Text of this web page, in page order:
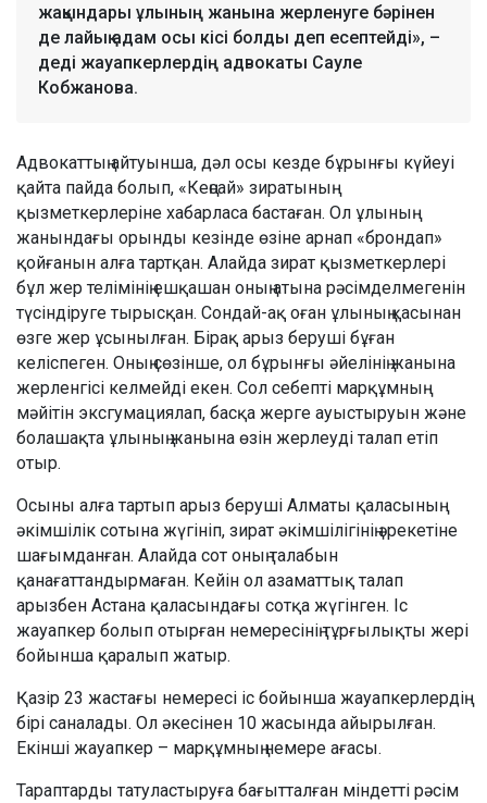
жақындары ұлының жанына жерленуге бәрінен
де лайық адам осы кісі болды деп есептейді», –
деді жауапкерлердің адвокаты Сауле
Кобжанова.
Адвокаттың айтуынша, дәл осы кезде бұрынғы күйеуі
қайта пайда болып, «Кеңсай» зиратының
қызметкерлеріне хабарласа бастаған. Ол ұлының
жанындағы орынды кезінде өзіне арнап «брондап»
қойғанын алға тартқан. Алайда зират қызметкерлері
бұл жер телімінің ешқашан оның атына рәсімделмегенін
түсіндіруге тырысқан. Сондай-ақ оған ұлының қасынан
өзге жер ұсынылған. Бірақ арыз беруші бұған
келіспеген. Оның сөзінше, ол бұрынғы әйелінің жанына
жерленгісі келмейді екен. Сол себепті марқұмның
мәйітін эксгумациялап, басқа жерге ауыстыруын және
болашақта ұлының жанына өзін жерлеуді талап етіп
отыр.
Осыны алға тартып арыз беруші Алматы қаласының
әкімшілік сотына жүгініп, зират әкімшілігінің әрекетіне
шағымданған. Алайда сот оның талабын
қанағаттандырмаған. Кейін ол азаматтық талап
арызбен Астана қаласындағы сотқа жүгінген. Іс
жауапкер болып отырған немересінің тұрғылықты жері
бойынша қаралып жатыр.
Қазір 23 жастағы немересі іс бойынша жауапкерлердің
бірі саналады. Ол әкесінен 10 жасында айырылған.
Екінші жауапкер – марқұмның немере ағасы.
Тараптарды татуластыруға бағытталған міндетті рәсім